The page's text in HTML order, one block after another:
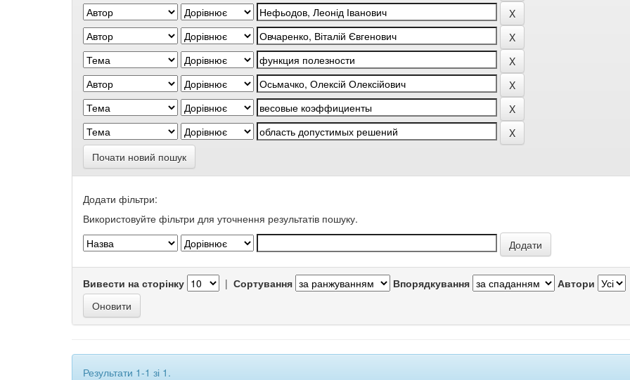
Почати новий пошук
Додати фільтри:
Використовуйте фільтри для уточнення результатів пошуку.
Вивести на сторінку | Сортування Впорядкування Автори
Результати 1-1 зі 1.